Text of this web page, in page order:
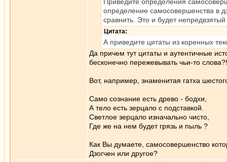
определение самосовершенства в
сравнить. Это и будет
Цитата:
А приведите цитаты из коренных
Да причем тут цитаты и аутентичные
бесконечно пережевывать чьи-то слова?!
Вот, например, знаменитая гатха
Само сознание есть древо - бодхи,
А тело есть зерцало с подставкой.
Светлое зерцало изначально чисто,
Где же на нем будет грязь и пыль ?
Как Вы думаете, самосовершенство
Дзогчен или другое?